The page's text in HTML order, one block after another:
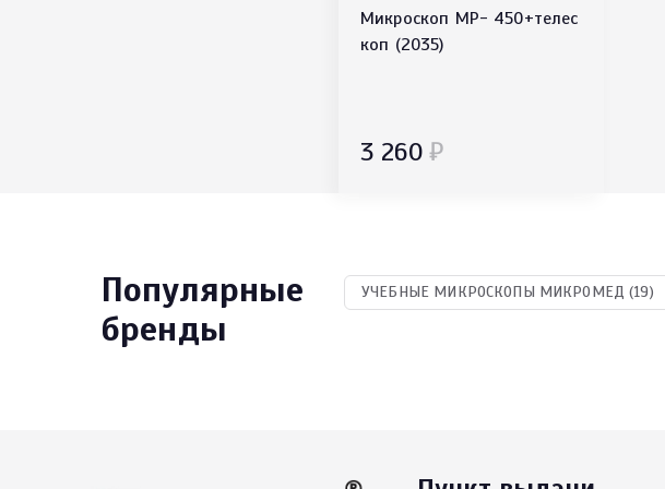
Микроскоп MP- 450+телес
коп (2035)
3 260 ₽
Популярные
бренды
УЧЕБНЫЕ МИКРОСКОПЫ МИКРОМЕД (19)